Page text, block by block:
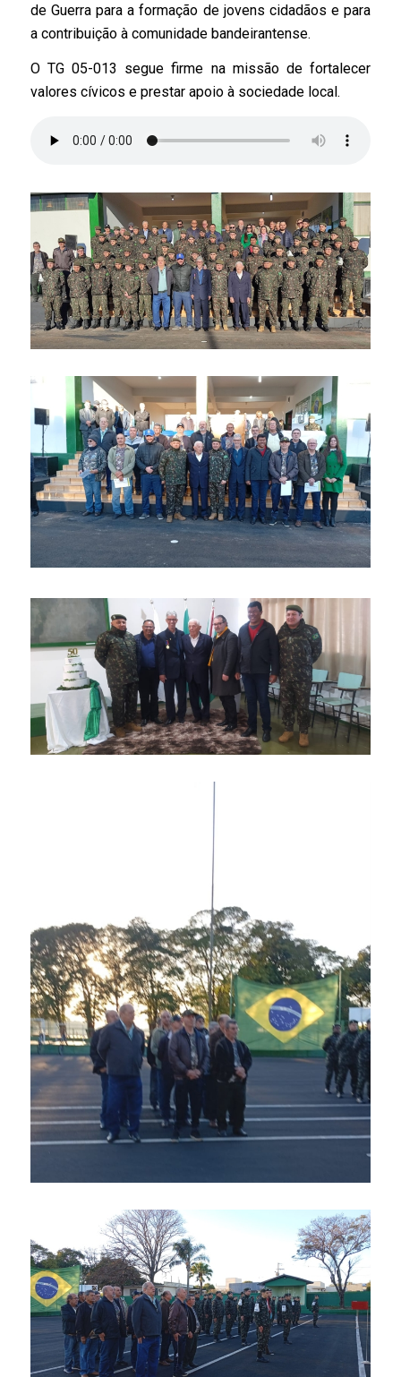
de Guerra para a formação de jovens cidadãos e para
a contribuição à comunidade bandeirantense.
O TG 05-013 segue firme na missão de fortalecer
valores cívicos e prestar apoio à sociedade local.